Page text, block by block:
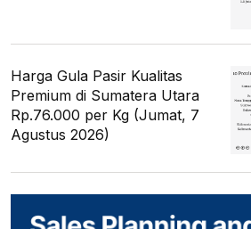
Harga Gula Pasir Kualitas
Premium di Sumatera Utara
Rp.76.000 per Kg (Jumat, 7
Agustus 2026)